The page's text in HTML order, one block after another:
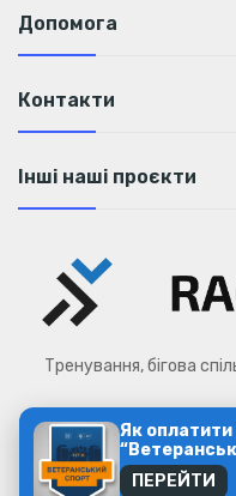
Допомога
Контакти
Інші наші проєкти
Тренування, бігова
Як
ПЕРЕЙТИ